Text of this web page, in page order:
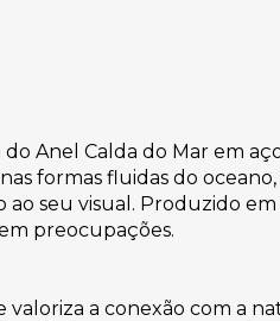
do Anel Calda do Mar em
formas fluidas do
ao seu visual. Produzido
preocupações.
valoriza a conexão com a